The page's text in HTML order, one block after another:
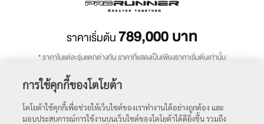
ราคาเริ่มต้น789,000บาท
*ราคาในแต่ละรุ่นแตกต่างกัน ราคาที่แสดงเป็นเพียงราคาเริ่มต้นเท่านั้น
ถัดไป
การใช้คุกกี้ของโตโยต้า
โตโยต้าใช้คุกกี้เพื่อช่วยให้เว็บไซต์ของเราทำงานได้อย่างถูกต้อง และ
มอบประสบการณ์การใช้งานบนเว็บไซต์ของโตโยต้าได้ดียิ่งขึ้น รวมถึง